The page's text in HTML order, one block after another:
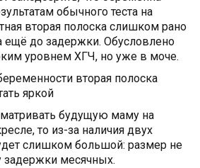
обычного теста на
вторая полоска слишком рано
ещё до задержки. Обусловлено
уровнем ХГЧ, но уже в моче.
вторая полоска
яркой
будущую маму на
то из-за наличия двух
слишком большой: размер не
задержки месячных.